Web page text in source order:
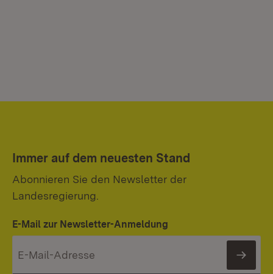
Immer auf dem neuesten Stand
Abonnieren Sie den Newsletter der
Landesregierung.
E-Mail zur Newsletter-Anmeldung